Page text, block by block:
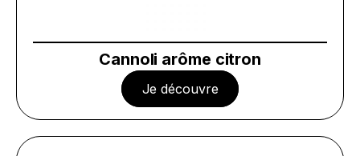
Cannoli arôme citron
Je découvre